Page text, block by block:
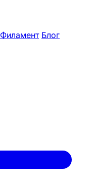
Филамент Блог